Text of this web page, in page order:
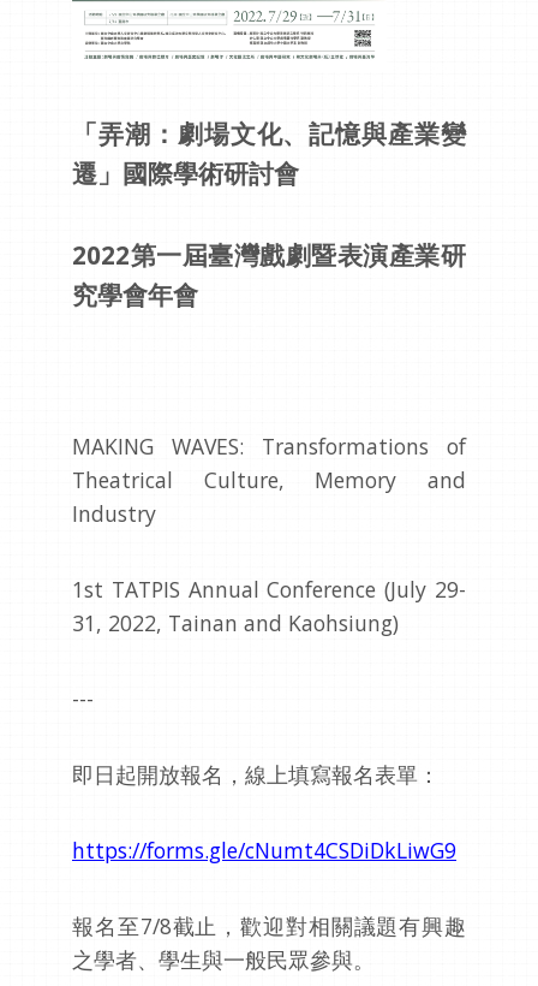
「弄潮：劇場文化、記憶與產業變
遷」國際學術研討會
2022第一屆臺灣戲劇暨表演產業研
究學會年會
MAKING WAVES: Transformations of
Theatrical Culture, Memory and
Industry
1st TATPIS Annual Conference (July 29-
31, 2022, Tainan and Kaohsiung)
---
即日起開放報名，線上填寫報名表單：
https://forms.gle/cNumt4CSDiDkLiwG9
報名至7/8截止，歡迎對相關議題有興趣
之學者、學生與一般民眾參與。